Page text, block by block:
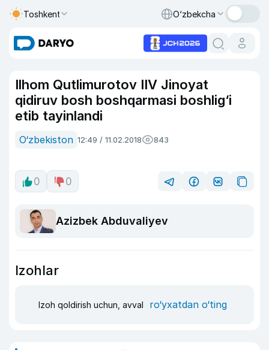
Toshkent O‘zbekcha
Ilhom Qutlimurotov IIV Jinoyat
qidiruv bosh boshqarmasi boshlig‘i
etib tayinlandi
O‘zbekiston 12:49 / 11.02.2018 843
0 0
Azizbek Abduvaliyev
Izohlar
Izoh qoldirish uchun, avval ro‘yxatdan o‘ting